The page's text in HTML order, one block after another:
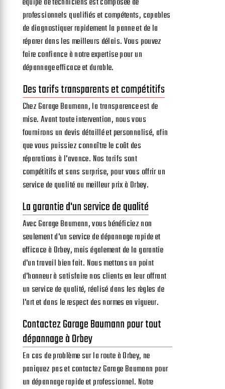
professionnels qualifiés et compétents, capables
de diagnostiquer rapidement la panne et de la
réparer dans les meilleurs délais. Vous pouvez
faire confiance à notre expertise pour un
dépannage efficace et durable.
Des tarifs transparents et compétitifs
Chez Garage Baumann, la transparence est de
mise. Avant toute intervention, nous vous
fournirons un devis détaillé et personnalisé, afin
que vous puissiez connaître le coût des
réparations à l'avance. Nos tarifs sont
compétitifs et sans surprise, pour vous offrir un
service de qualité au meilleur prix à Orbey.
La garantie d'un service de qualité
Avec Garage Baumann, vous bénéficiez non
seulement d'un service de dépannage rapide et
efficace à Orbey, mais également de la garantie
d'un travail bien fait. Nous mettons un point
d'honneur à satisfaire nos clients en leur offrant
un service de qualité, réalisé dans les règles de
l'art et dans le respect des normes en vigueur.
Contactez Garage Baumann pour tout
dépannage à Orbey
En cas de problème sur la route à Orbey, ne
paniquez pas et contactez Garage Baumann pour
un dépannage rapide et professionnel. Notre